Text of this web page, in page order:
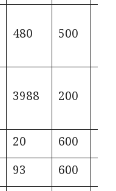
480 500
3988 200
20 600
93 600